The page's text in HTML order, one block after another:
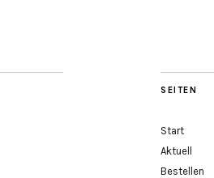
SEITEN
Start
Aktuell
Bestellen